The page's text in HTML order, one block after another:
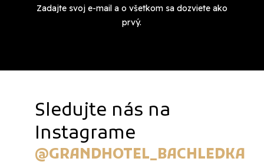
Zadajte svoj e-mail a o všetkom sa dozviete ako
prvý.
Sledujte nás na
Instagrame
@GRANDHOTEL_BACHLEDKA